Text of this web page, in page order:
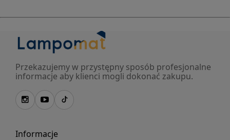
Przekazujemy w przystępny sposób profesjonalne
informacje aby klienci mogli dokonać zakupu.
Informacje